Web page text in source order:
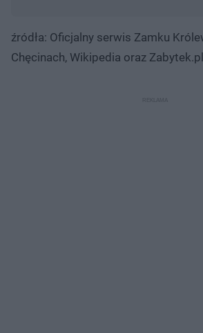
źródła: Oficjalny serwis Zamku
Chęcinach, Wikipedia oraz